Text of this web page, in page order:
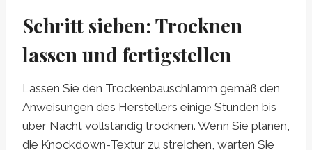
Schritt sieben: Trocknen
lassen und fertigstellen
Lassen Sie den Trockenbauschlamm gemäß den
Anweisungen des Herstellers einige Stunden bis
über Nacht vollständig trocknen. Wenn Sie planen,
die Knockdown-Textur zu streichen, warten Sie